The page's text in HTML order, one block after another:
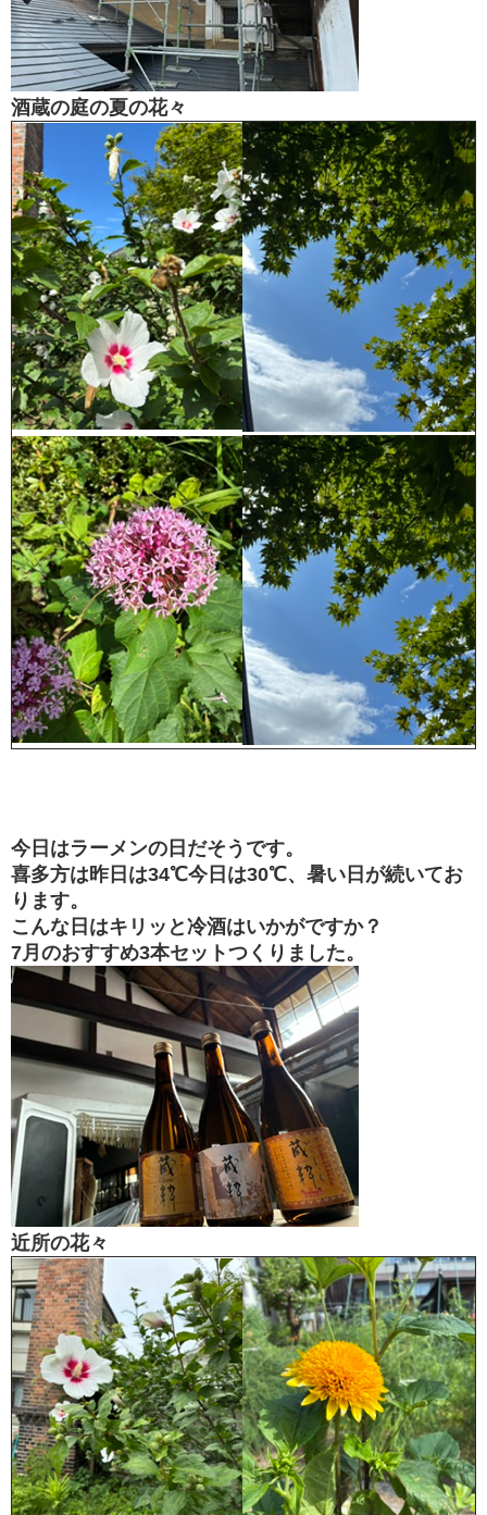
酒蔵の庭の夏の花々
今日はラーメンの日だそうです。
喜多方は昨日は34℃今日は30℃、暑い日が続いてお
ります。
こんな日はキリッと冷酒はいかがですか？
7月のおすすめ3本セットつくりました。
近所の花々